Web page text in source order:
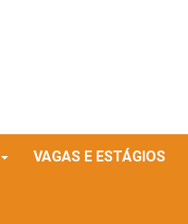
VAGAS E ESTÁGIOS